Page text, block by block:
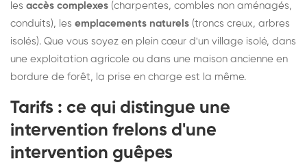
les accès complexes (charpentes, combles non aménagés,
conduits), les emplacements naturels (troncs creux, arbres
isolés). Que vous soyez en plein cœur d'un village isolé, dans
une exploitation agricole ou dans une maison ancienne en
bordure de forêt, la prise en charge est la même.
Tarifs : ce qui distingue une
intervention frelons d'une
intervention guêpes